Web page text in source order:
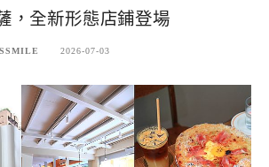
，全新形態店鋪登場
2026-07-03